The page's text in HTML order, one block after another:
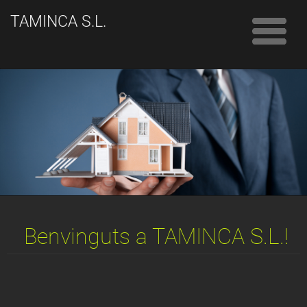
TAMINCA S.L.
Benvinguts a TAMINCA S.L.!